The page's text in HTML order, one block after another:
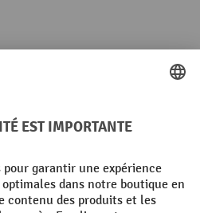
légales
Politique de cookies